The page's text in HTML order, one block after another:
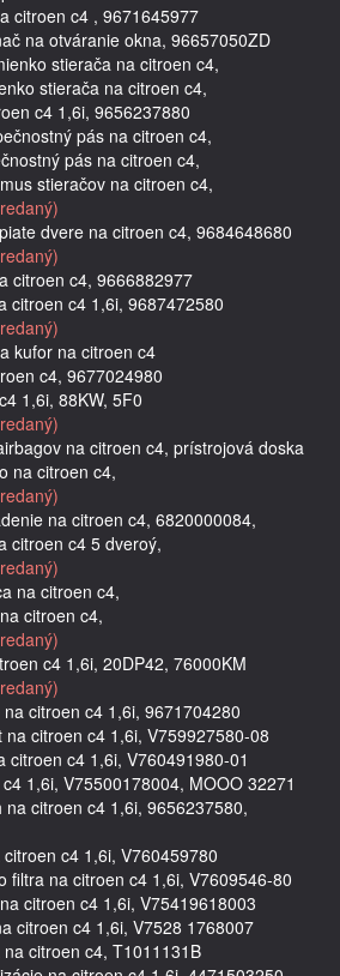
citroen c4 , 9671645977
na otváranie okna, 96657050ZD
stierača na citroen c4,
stierača na citroen c4,
c4 1,6i, 9656237880
pás na citroen c4,
pás na citroen c4,
stieračov na citroen c4,
dvere na citroen c4, 9684648680
citroen c4, 9666882977
citroen c4 1,6i, 9687472580
kufor na citroen c4
c4, 9677024980
1,6i, 88KW, 5F0
na citroen c4, prístrojová doska
na citroen c4,
na citroen c4, 6820000084,
citroen c4 5 dveroý,
na citroen c4,
citroen c4,
c4 1,6i, 20DP42, 76000KM
citroen c4 1,6i, 9671704280
citroen c4 1,6i, V759927580-08
citroen c4 1,6i, V760491980-01
1,6i, V75500178004, MOOO 32271
na citroen c4 1,6i, 9656237580,
c4 1,6i, V760459780
filtra na citroen c4 1,6i, V7609546-80
citroen c4 1,6i, V75419618003
citroen c4 1,6i, V7528 1768007
citroen c4, T1011131B